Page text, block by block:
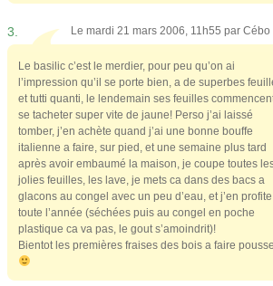
3. Le mardi 21 mars 2006, 11h55 par Cébo
Le basilic c’est le merdier, pour peu qu’on ai
l’impression qu’il se porte bien, a de superbes
et tutti quanti, le lendemain ses feuilles
se tacheter super vite de jaune! Perso j’ai laissé
tomber, j’en achète quand j’ai une bonne bouffe
italienne a faire, sur pied, et une semaine plus tard
après avoir embaumé la maison, je coupe toutes
jolies feuilles, les lave, je mets ca dans des bacs a
glacons au congel avec un peu d’eau, et j’en profite
toute l’année (séchées puis au congel en poche
plastique ca va pas, le gout s’amoindrit)!
Bientot les premières fraises des bois a faire